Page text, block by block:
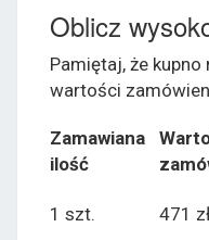
Oblicz
Pamiętaj, że
wartości
Zamawiana
ilość
1 szt. 471